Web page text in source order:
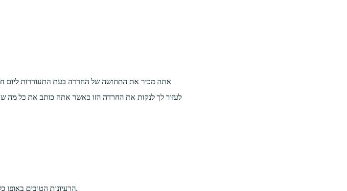
אתה מכיר את התחושה של החרדה בעת התעוררות ליום
לעזור לך לנקות את החרדה הזו כאשר אתה כותב את כל מה
הרעיונות הטובים באופן כללי מתרחשים בבוקר, ואתה לא היית יודע אם לא היית מרשים אותם. אז זו הזדמנות מושלמת ליצור רעיונות.